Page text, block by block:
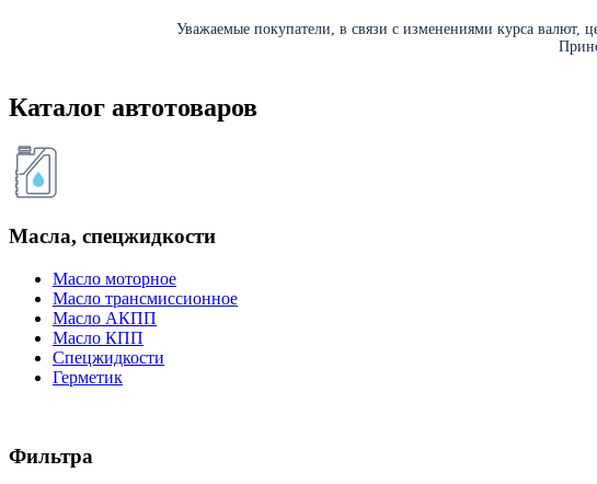
Уважаемые покупатели, в связи с изменениями курса валют,
Каталог автотоваров
Масла, спецжидкости
Масло моторное
Масло трансмиссионное
Масло АКПП
Масло КПП
Спецжидкости
Герметик
Фильтра